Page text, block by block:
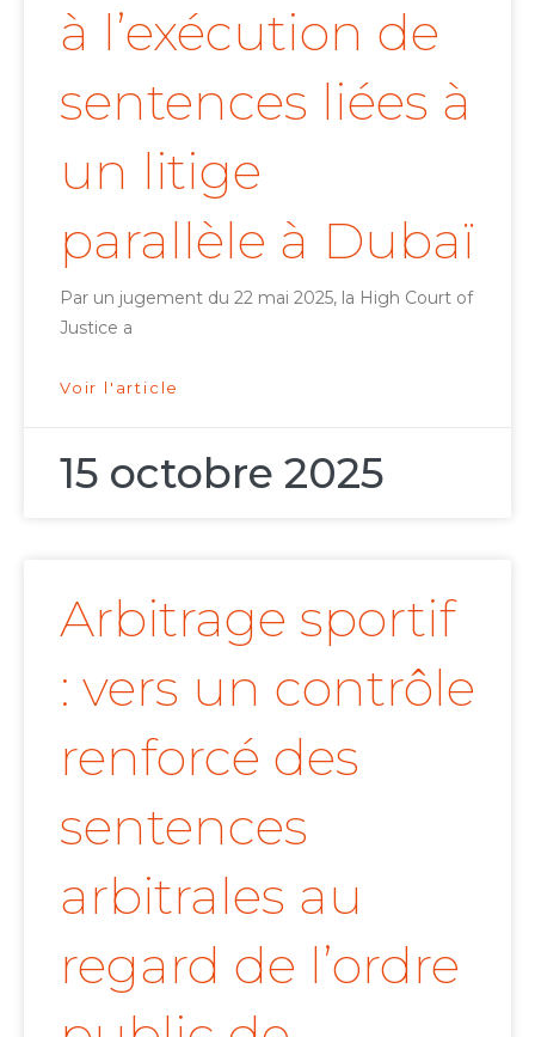
à l’exécution de
sentences liées à
un litige
parallèle à Dubaï
Par un jugement du 22 mai 2025, la High Court of
Justice a
Voir l'article
15 octobre 2025
Arbitrage sportif
: vers un contrôle
renforcé des
sentences
arbitrales au
regard de l’ordre